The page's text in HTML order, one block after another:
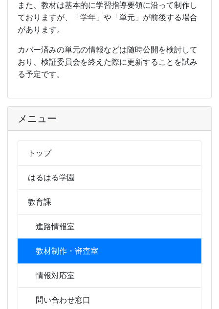
メニュー
トップ
はるはる学園
教育課
進路情報室
教材制作・審査室
情報対応室
問い合わせ窓口
また、教材は基本的に学習指導要領に沿って制作し
ておりますが、「学年」や「単元」が前後する場合
があります。
カバー済みの単元の情報などは随時公開を検討して
おり、検証委員会を終えた際に更新することを試み
る予定です。